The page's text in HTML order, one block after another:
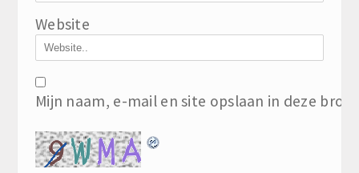
Website
Mijn naam, e-mail en site opslaan in deze